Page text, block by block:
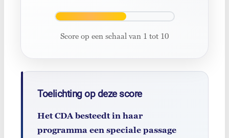
Score op een schaal van 1 tot 10
Toelichting op deze score
Het CDA besteedt in haar
programma een speciale passage